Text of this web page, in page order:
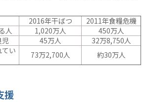
2016年干ばつ
2011年食糧危機
人
1,020万人
450万人
児
45万人
32万8,750人
い
73万2,700人 約30万人
援